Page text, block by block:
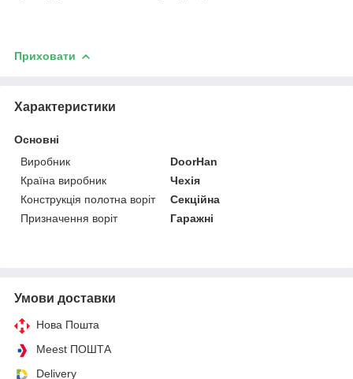
Приховати
Характеристики
Основні
Виробник
DoorHan
Країна виробник
Чехія
Конструкція полотна воріт
Секційна
Призначення воріт
Гаражні
Умови доставки
Нова Пошта
Meest ПОШТА
Delivery